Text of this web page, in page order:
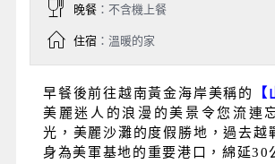
晚餐：不含機上餐
住宿：溫暖的家
早餐後前往越南黃金海岸美稱的
美麗迷人的浪漫的美景令您流連
光，美麗沙灘的度假勝地，過去越
身為美軍基地的重要港口，綿延30